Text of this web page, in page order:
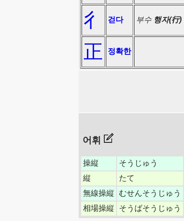
彳 걷다 부수 행자(行)
正 정확한
어휘
操縦 そうじゅう
縦
たて
無線操縦 むせんそうじゅう
相場操縦
そうばそうじゅう